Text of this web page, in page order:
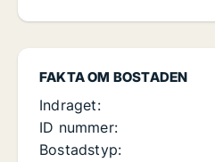
FAKTA OM BOSTADEN
Indraget:
ID nummer:
Bostadstyp: